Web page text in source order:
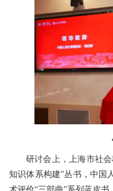
研讨会上，上海市社
知识体系构建”丛书，中国